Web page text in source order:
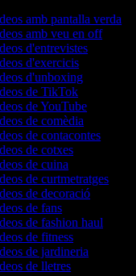
amb pantalla verda
amb veu en off
d'entrevistes
d'exercicis
d'unboxing
de TikTok
de YouTube
de comèdia
de contacontes
de cotxes
de cuina
de curtmetratges
de decoració
de fans
de fashion haul
de fitness
de jardineria
de lletres